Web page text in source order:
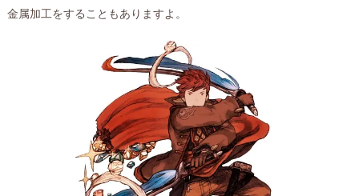
金属加工をすることもありますよ。